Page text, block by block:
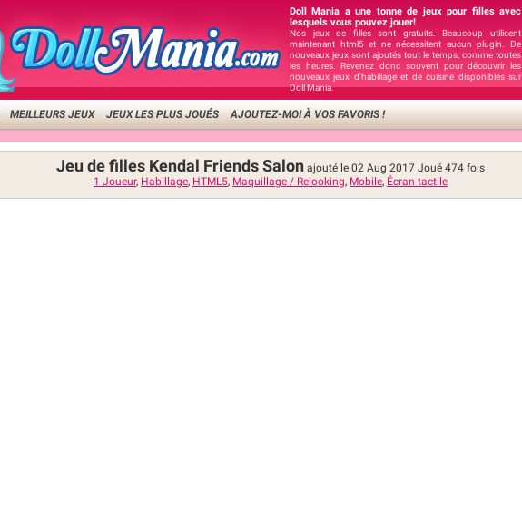
Doll Mania a une tonne de jeux pour filles avec
lesquels vous pouvez jouer!
Nos jeux de filles sont gratuits. Beaucoup utilisent
maintenant html5 et ne nécessitent aucun plugin. De
nouveaux jeux sont ajoutés tout le temps, comme toutes
les heures. Revenez donc souvent pour découvrir les
nouveaux jeux d'habillage et de cuisine disponibles sur
Doll Mania.
MEILLEURS JEUX JEUX LES PLUS JOUÉS AJOUTEZ-MOI À VOS FAVORIS !
Jeu de filles Kendal Friends Salon ajouté le 02 Aug 2017 Joué 474 fois
1 Joueur, Habillage, HTML5, Maquillage / Relooking, Mobile, Écran tactile